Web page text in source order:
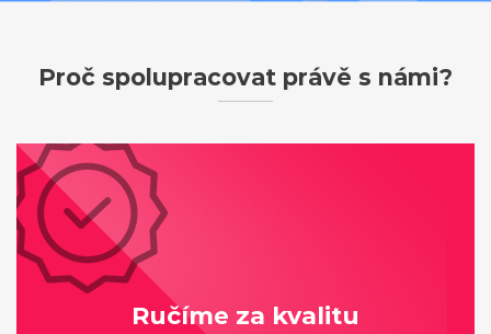
Proč spolupracovat právě s námi?
Ručíme za kvalitu